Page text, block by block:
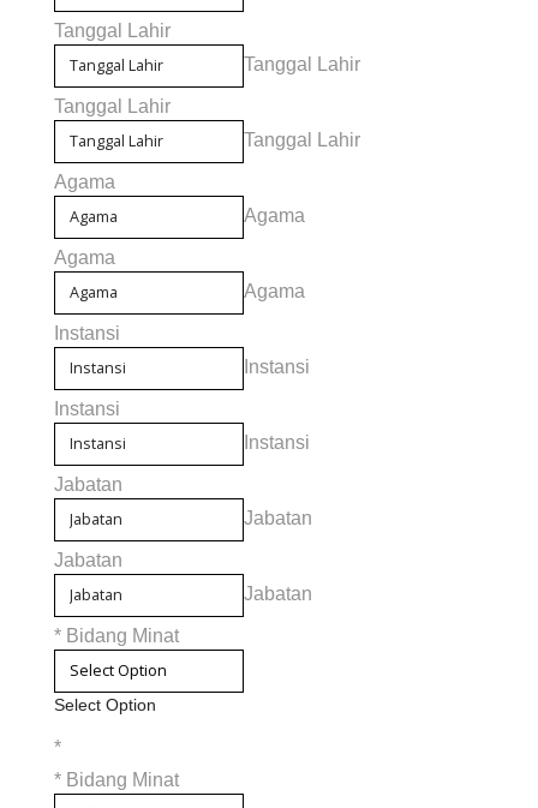
Tanggal Lahir
Tanggal Lahir
Tanggal Lahir
Tanggal Lahir
Agama
Agama
Agama
Agama
Instansi
Instansi
Instansi
Instansi
Jabatan
Jabatan
Jabatan
Jabatan
* Bidang Minat
Select Option
*
* Bidang Minat